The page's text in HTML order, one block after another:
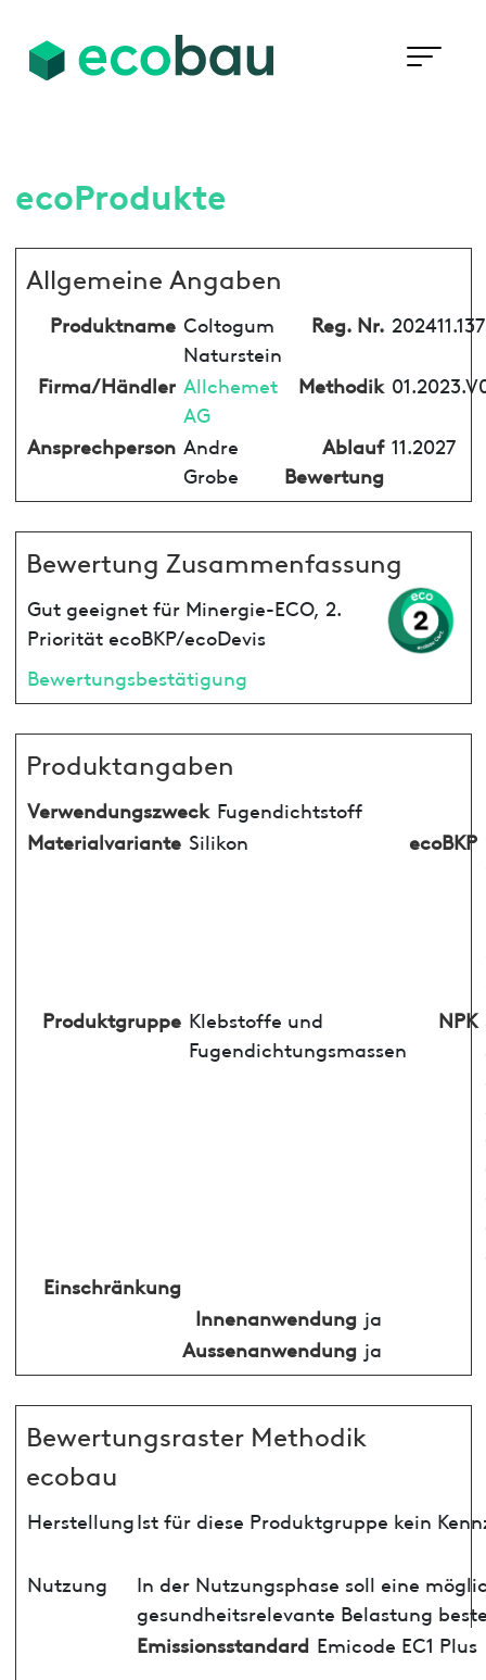
ecoProdukte
Allgemeine Angaben
Produktname Coltogum
Naturstein
Reg. Nr.
Firma/Händler Allchemet
AG
Methodik
Ansprechperson Andre
Grobe
Ablauf
Bewertung
11.2027
Bewertung Zusammenfassung
Gut geeignet für Minergie-ECO, 2.
Priorität ecoBKP/ecoDevis
Bewertungsbestätigung
Produktangaben
Verwendungszweck Fugendichtstoff
Materialvariante Silikon ecoBKP
Produktgruppe Klebstoffe und
Fugendichtungsmassen
NPK
Einschränkung
Innenanwendung ja
Aussenanwendung ja
Bewertungsraster Methodik
ecobau
HerstellungIst für diese Produktgruppe kein
Nutzung
In der Nutzungsphase soll eine
gesundheitsrelevante Belastung
Emissionsstandard Emicode EC1 Plus